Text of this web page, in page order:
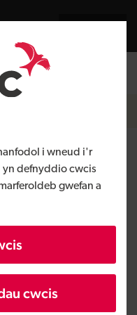
i wneud i'r
yn defnyddio cwcis
gwefan a
cwcis